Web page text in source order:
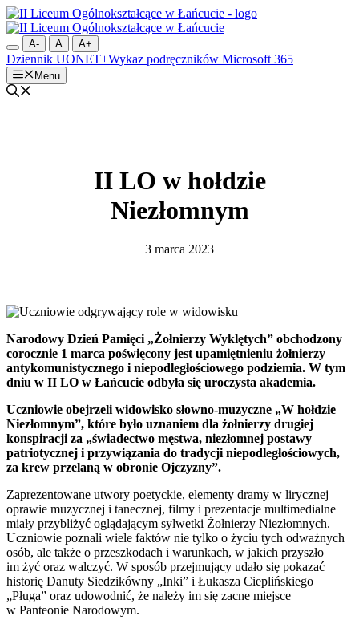
Przejdź
do
treściA- A A+
Dziennik UONET+Wykaz podręczników Microsoft 365
Menu
II LO w hołdzie
Niezłomnym
3 marca 2023
Narodowy Dzień Pamięci „Żołnierzy Wyklętych” obchodzony
corocznie 1 marca poświęcony jest upamiętnieniu żołnierzy
antykomunistycznego i niepodległościowego podziemia. W tym
dniu w II LO w Łańcucie odbyła się uroczysta akademia.
Uczniowie obejrzeli widowisko słowno-muzyczne „W hołdzie
Niezłomnym”, które było uznaniem dla żołnierzy drugiej
konspiracji za „świadectwo męstwa, niezłomnej postawy
patriotycznej i przywiązania do tradycji niepodległościowych,
za krew przelaną w obronie Ojczyzny”.
Zaprezentowane utwory poetyckie, elementy dramy w lirycznej
oprawie muzycznej i tanecznej, filmy i prezentacje multimedialne
miały przybliżyć oglądającym sylwetki Żołnierzy Niezłomnych.
Uczniowie poznali wiele faktów nie tylko o życiu tych odważnych
osób, ale także o przeszkodach i warunkach, w jakich przyszło
im żyć oraz walczyć. W sposób przejmujący udało się pokazać
historię Danuty Siedzikówny „Inki” i Łukasza Cieplińskiego
„Pługa” oraz udowodnić, że należy im się zacne miejsce
w Panteonie Narodowym.